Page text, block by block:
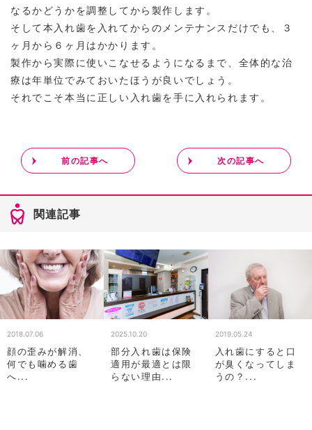
なるかどうかを調整してから製作します。
そして本入れ歯を入れてからのメンテナンスだけでも、３
ヶ月から６ヶ月はかかります。
製作から実際に使いこなせるようになるまで、全体的な治
療は年単位でみておいたほうが良いでしょう。
それでこそ本当に正しい入れ歯を手に入れられます。
前の記事へ 次の記事へ
関連記事
2018.07.06
顔の歪みが解消、
何でも噛める歯
へ...
2025.10.20
部分入れ歯は保険
適用が最適とは限
らない理由...
2019.05.24
入れ歯にすると口
が臭くなってしま
うの？...